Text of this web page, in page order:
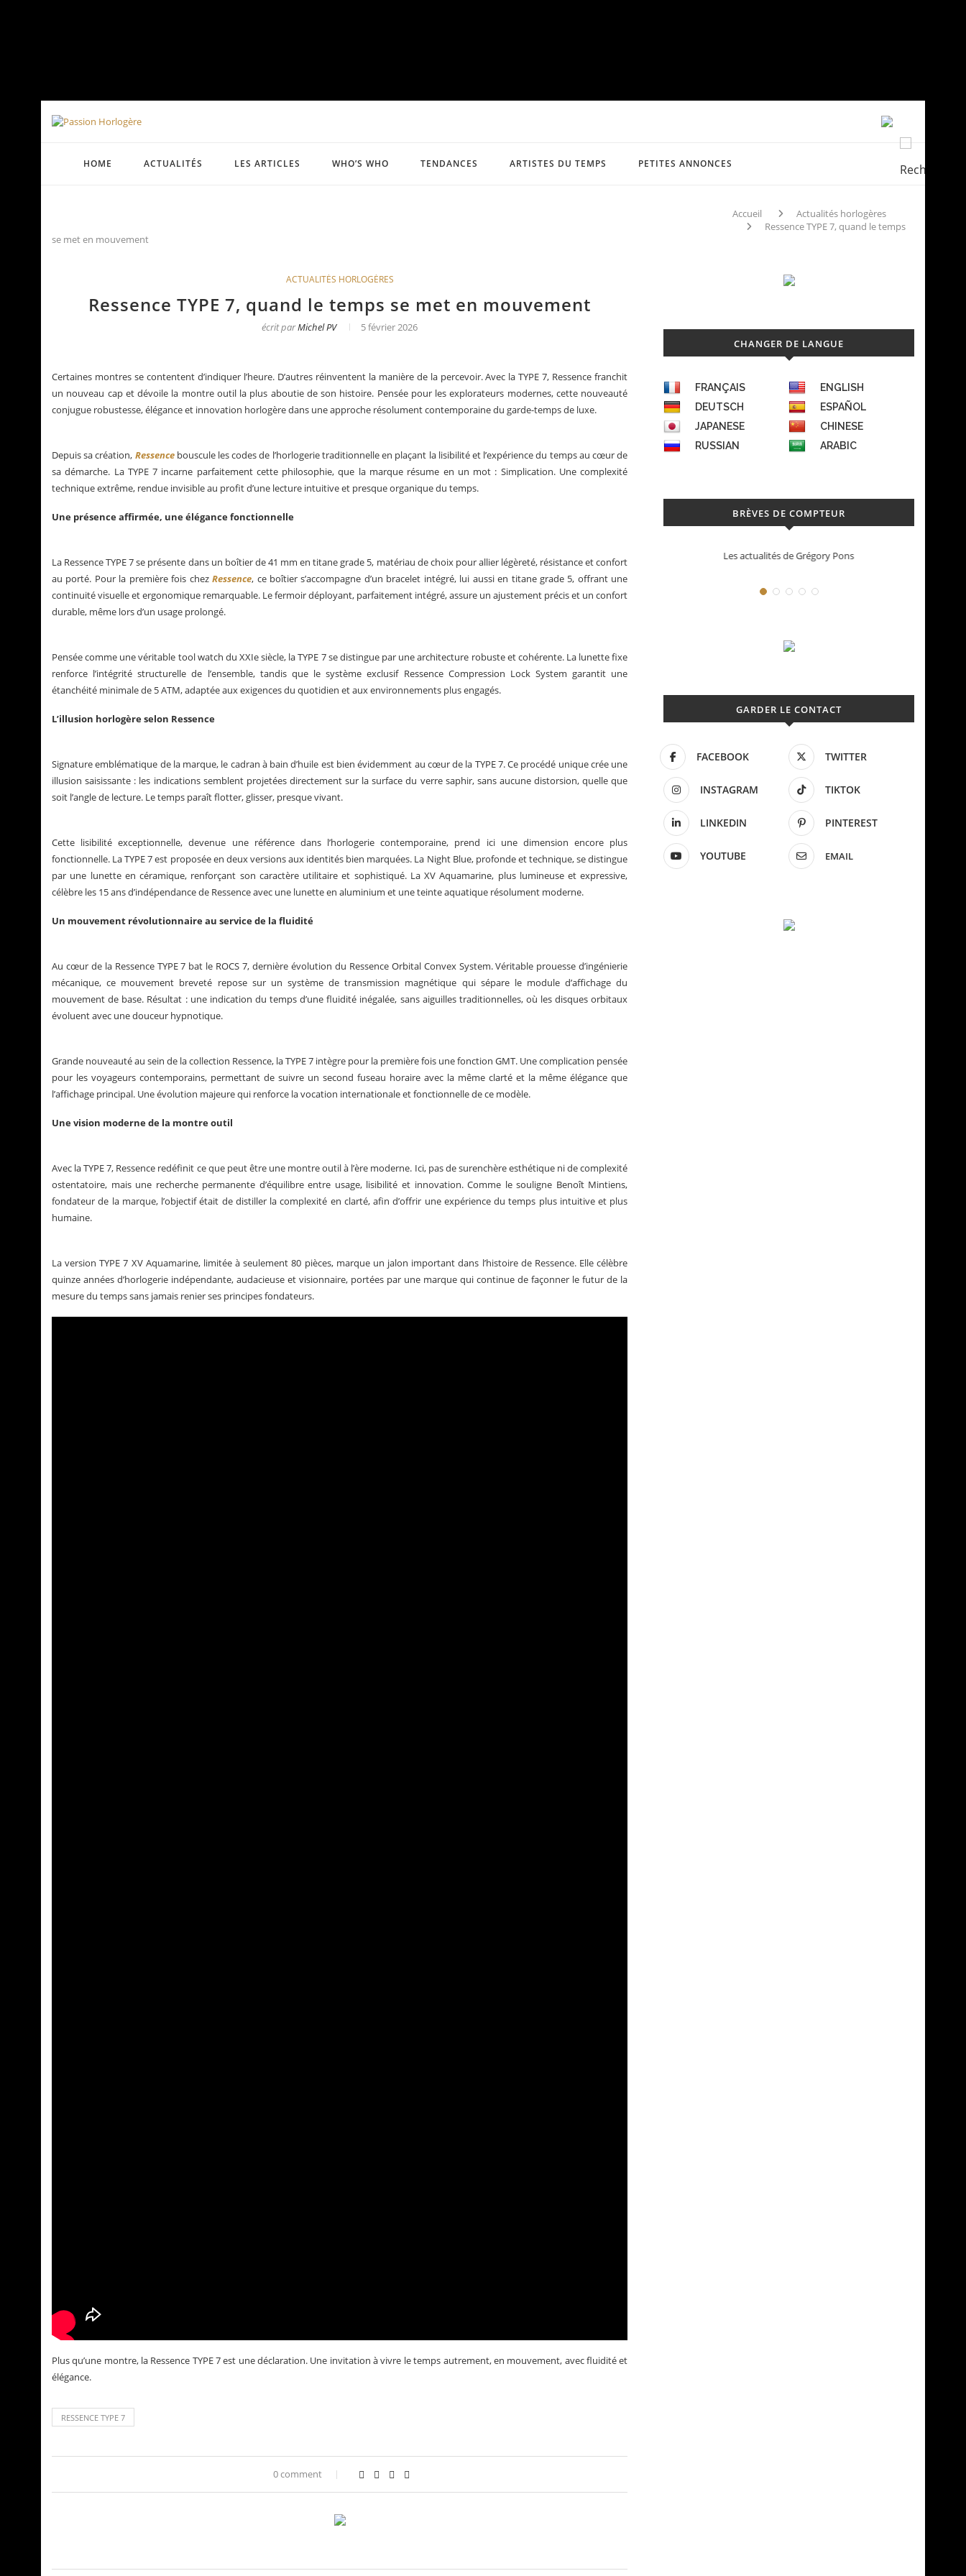
HOME ACTUALITÉS LES ARTICLES WHO’S WHO TENDANCES ARTISTES DU TEMPS PETITES ANNONCES
Accueil
Actualités horlogères
Ressence TYPE 7, quand le temps
se met en mouvement
ACTUALITÉS HORLOGÈRES
Ressence TYPE 7, quand le temps se met en mouvement
écrit parMichel PV 5 février 2026
Certaines montres se contentent d’indiquer l’heure. D’autres réinventent la manière de la percevoir. Avec la TYPE 7, Ressence franchit
un nouveau cap et dévoile la montre outil la plus aboutie de son histoire. Pensée pour les explorateurs modernes, cette nouveauté
conjugue robustesse, élégance et innovation horlogère dans une approche résolument contemporaine du garde-temps de luxe.
Depuis sa création, Ressencebouscule les codes de l’horlogerie traditionnelle en plaçant la lisibilité et l’expérience du temps au cœur de
sa démarche. La TYPE 7 incarne parfaitement cette philosophie, que la marque résume en un mot : Simplication. Une complexité
technique extrême, rendue invisible au profit d’une lecture intuitive et presque organique du temps.
Une présence affirmée, une élégance fonctionnelle
La Ressence TYPE 7 se présente dans un boîtier de 41 mm en titane grade 5, matériau de choix pour allier légèreté, résistance et confort
au porté. Pour la première fois chezRessence, ce boîtier s’accompagne d’un bracelet intégré, lui aussi en titane grade 5, offrant une
continuité visuelle et ergonomique remarquable. Le fermoir déployant, parfaitement intégré, assure un ajustement précis et un confort
durable, même lors d’un usage prolongé.
Pensée comme une véritable tool watch du XXIe siècle, la TYPE 7 se distingue par une architecture robuste et cohérente. La lunette fixe
renforce l’intégrité structurelle de l’ensemble, tandis que le système exclusif Ressence Compression Lock System garantit une
étanchéité minimale de 5 ATM, adaptée aux exigences du quotidien et aux environnements plus engagés.
L’illusion horlogère selon Ressence
Signature emblématique de la marque, le cadran à bain d’huile est bien évidemment au cœur de la TYPE 7. Ce procédé unique crée une
illusion saisissante : les indications semblent projetées directement sur la surface du verre saphir, sans aucune distorsion, quelle que
soit l’angle de lecture. Le temps paraît flotter, glisser, presque vivant.
Cette lisibilité exceptionnelle, devenue une référence dans l’horlogerie contemporaine, prend ici une dimension encore plus
fonctionnelle. La TYPE 7 est proposée en deux versions aux identités bien marquées. La Night Blue, profonde et technique, se distingue
par une lunette en céramique, renforçant son caractère utilitaire et sophistiqué. La XV Aquamarine, plus lumineuse et expressive,
célèbre les 15 ans d’indépendance de Ressence avec une lunette en aluminium et une teinte aquatique résolument moderne.
Un mouvement révolutionnaire au service de la fluidité
Au cœur de la Ressence TYPE 7 bat le ROCS 7, dernière évolution du Ressence Orbital Convex System. Véritable prouesse d’ingénierie
mécanique, ce mouvement breveté repose sur un système de transmission magnétique qui sépare le module d’affichage du
mouvement de base. Résultat : une indication du temps d’une fluidité inégalée, sans aiguilles traditionnelles, où les disques orbitaux
évoluent avec une douceur hypnotique.
Grande nouveauté au sein de la collection Ressence, la TYPE 7 intègre pour la première fois une fonction GMT. Une complication pensée
pour les voyageurs contemporains, permettant de suivre un second fuseau horaire avec la même clarté et la même élégance que
l’affichage principal. Une évolution majeure qui renforce la vocation internationale et fonctionnelle de ce modèle.
Une vision moderne de la montre outil
Avec la TYPE 7, Ressence redéfinit ce que peut être une montre outil à l’ère moderne. Ici, pas de surenchère esthétique ni de complexité
ostentatoire, mais une recherche permanente d’équilibre entre usage, lisibilité et innovation. Comme le souligne Benoît Mintiens,
fondateur de la marque, l’objectif était de distiller la complexité en clarté, afin d’offrir une expérience du temps plus intuitive et plus
humaine.
La version TYPE 7 XV Aquamarine, limitée à seulement 80 pièces, marque un jalon important dans l’histoire de Ressence. Elle célèbre
quinze années d’horlogerie indépendante, audacieuse et visionnaire, portées par une marque qui continue de façonner le futur de la
mesure du temps sans jamais renier ses principes fondateurs.
Plus qu’une montre, la Ressence TYPE 7 est une déclaration. Une invitation à vivre le temps autrement, en mouvement, avec fluidité et
élégance.
RESSENCE TYPE 7
0 comment
CHANGER DE LANGUE
FRANÇAIS
ENGLISH
DEUTSCH
ESPAÑOL
JAPANESE
CHINESE
RUSSIAN
ARABIC
BRÈVES DE COMPTEUR
Déconstruction Parmigiani Fleurier Les actualités de Grégory Pons La Santos de Cartier
GARDER LE CONTACT
FACEBOOK TWITTER
INSTAGRAM TIKTOK
LINKEDIN PINTEREST
YOUTUBE EMAIL